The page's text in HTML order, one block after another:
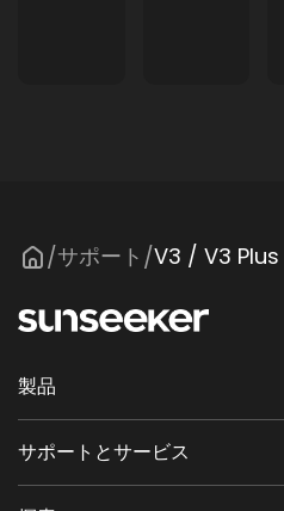
/サポート /V3 / V3 Plus
製品
サポートとサービス